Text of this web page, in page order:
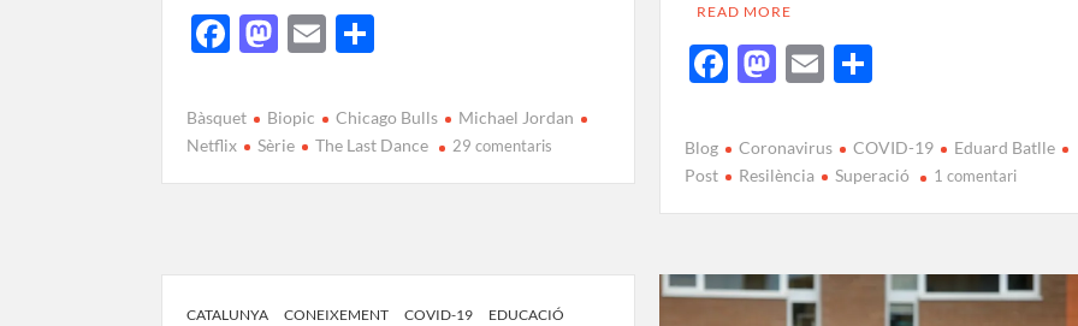
F
e
b
o
k
M
to
d
o
E
ail m
p
ar
ix
Bàsquet Biopic Chicago Bulls
Michael Jordan
Netflix
Sèrie The Last Dance 29 comentaris
READ MORE
F
e
b
o
k
M
to
d
o
E
ail
C
m
p
ar
ix
Blog Coronavirus COVID-19
Eduard Batlle
Post
Resilència Superació 1 comentari
CATALUNYA CONEIXEMENT COVID-19
EDUCACIÓ